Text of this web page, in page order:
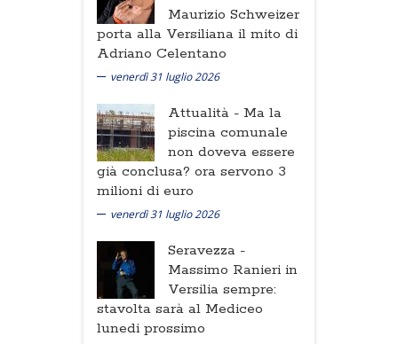
Maurizio Schweizer
porta alla Versiliana il mito di
Adriano Celentano
venerdì 31 luglio 2026
Attualità - Ma la
piscina comunale
non doveva essere
già conclusa? ora servono 3
milioni di euro
venerdì 31 luglio 2026
Seravezza -
Massimo Ranieri in
Versilia sempre:
stavolta sarà al Mediceo
lunedi prossimo